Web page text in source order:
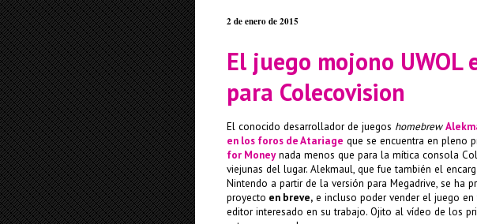
2 de enero de 2015
El juego mojono UWOL
para Colecovision
El conocido desarrollador de juegos homebrew
en los foros de Atariage que se encuentra en pleno
for Moneynada menos que para la mítica consola
viejunas del lugar. Alekmaul, que fue también el
Nintendo a partir de la versión para Megadrive, se ha
proyecto en breve, e incluso poder vender el juego
editor interesado en su trabajo. Ojito al vídeo de los